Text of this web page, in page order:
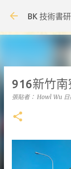
BK 技術書
916新竹南
張貼者： Howl Wu 日